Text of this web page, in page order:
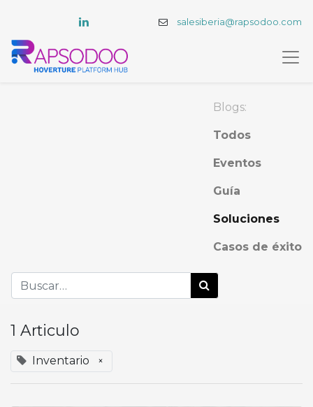
salesiberia@rapsodoo.com
Blogs:
Todos
Eventos
Guía
Soluciones
Casos de éxito
1 Articulo
Inventario ×